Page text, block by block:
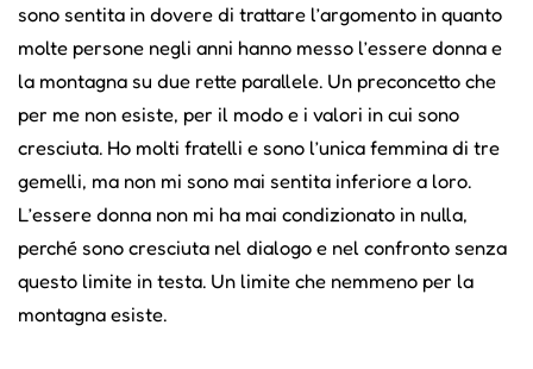
sono sentita in dovere di trattare l’argomento in quanto
molte persone negli anni hanno messo l’essere donna e
la montagna su due rette parallele. Un preconcetto che
per me non esiste, per il modo e i valori in cui sono
cresciuta. Ho molti fratelli e sono l’unica femmina di tre
gemelli, ma non mi sono mai sentita inferiore a loro.
L’essere donna non mi ha mai condizionato in nulla,
perché sono cresciuta nel dialogo e nel confronto senza
questo limite in testa. Un limite che nemmeno per la
montagna esiste.